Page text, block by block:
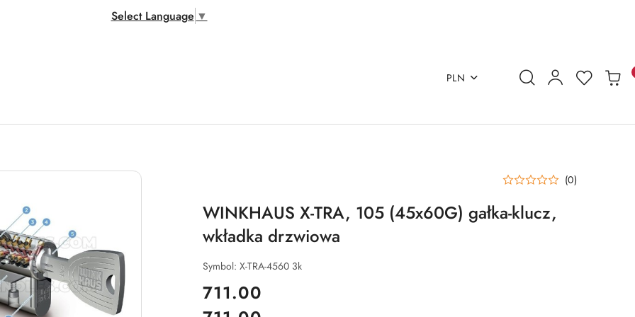
Select Language ▼
PLN
(0)
WINKHAUS X-TRA, 105 (45x60G) gałka-klucz,
wkładka drzwiowa
Symbol: X-TRA-4560 3k
cena:
711.00